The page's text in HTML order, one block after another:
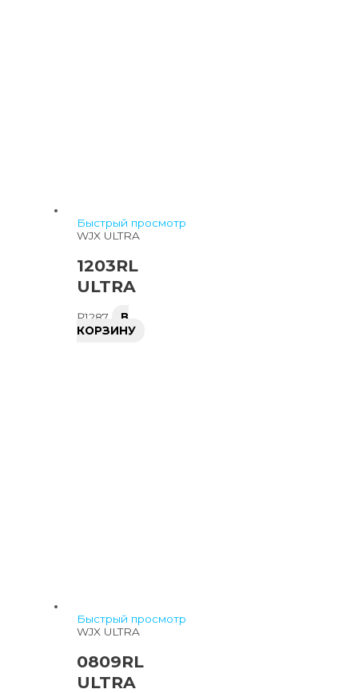
Быстрый просмотр
WJX ULTRA
1203RL
ULTRA
₽1287
В
КОРЗИНУ
Быстрый просмотр
WJX ULTRA
0809RL
ULTRA